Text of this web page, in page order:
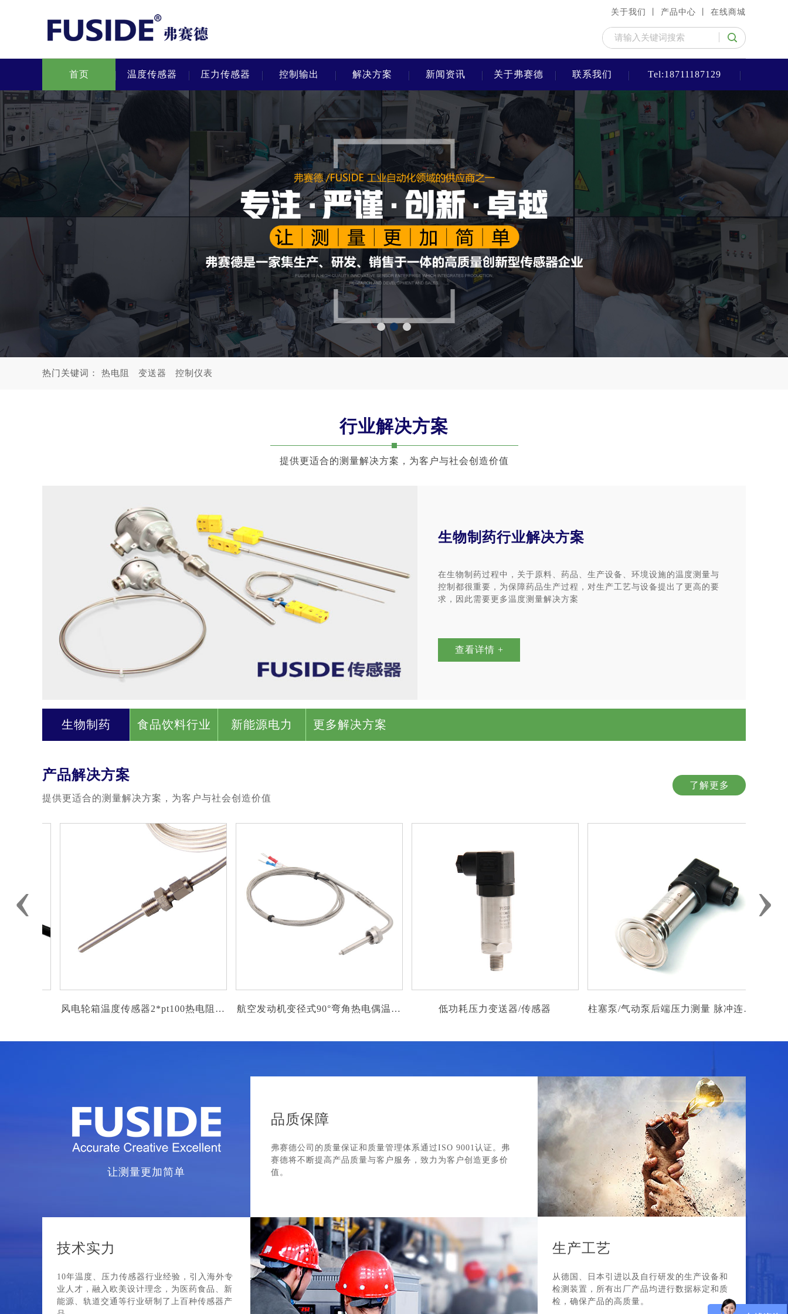
关于我们 丨 产品中心 丨 在线商城
首页 温度传感器 压力传感器 控制输出 解决方案 新闻资讯 关于弗赛德 联系我们 Tel:18711187129
1 2 3
热门关键词： 热电阻 变送器 控制仪表
行业解决方案
提供更适合的测量解决方案，为客户与社会创造价值
生物制药行业解决方案
在生物制药过程中，关于原料、药品、生产设备、环境设施的温度测量与
控制都很重要，为保障药品生产过程，对生产工艺与设备提出了更高的要
求，因此需要更多温度测量解决方案
查看详情 +
生物制药 食品饮料行业 新能源电力 更多解决方案
产品解决方案
提供更适合的测量解决方案，为客户与社会创造价值
了解更多
›
‹
风电轮箱温度传感器2*pt100热电阻温
航空发动机变径式90°弯角热电偶温度
低功耗压力变送器/传感器
柱塞泵/气动泵后端压力测量 脉冲连续
giesen烘焙机
让测量更加简单
品质保障
弗赛德公司的质量保证和质量管理体系通过ISO 9001认证。弗
赛德将不断提高产品质量与客户服务，致力为客户创造更多价
值。
技术实力
10年温度、压力传感器行业经验，引入海外专
业人才，融入欧美设计理念，为医药食品、新
能源、轨道交通等行业研制了上百种传感器产
生产工艺
从德国、日本引进以及自行研发的生产设备和
检测装置，所有出厂产品均进行数据标定和质
检，确保产品的高质量。